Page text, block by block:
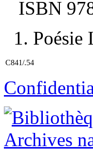
ISBN
1. Poésie
C841/.54